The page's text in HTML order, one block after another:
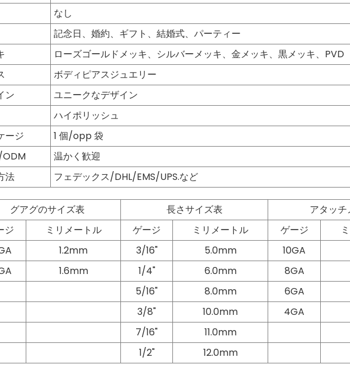
なし
記念日、婚約、ギフト、結婚式、パーティー
ローズゴールドメッキ、シルバーメッキ、金メッキ、黒メッキ、PVD
ボディピアスジュエリー
ン
ユニークなデザイン
ハイポリッシュ
ージ
1 個/opp 袋
温かく歓迎
法
フェデックス/DHL/EMS/UPS.など
グアグのサイズ表 長さサイズ表
アタッチ
ジ
ミリメートル ゲージ ミリメートル ゲージ
1.2mm 3/16" 5.0mm 10GA
1.6mm 1/4" 6.0mm 8GA
5/16"
8.0mm 6GA
3/8"
10.0mm 4GA
7/16"
11.0mm
1/2"
12.0mm